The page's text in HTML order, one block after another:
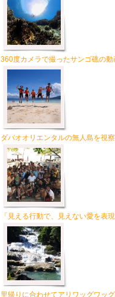
360度カメラで撮ったサンゴ礁の動
ダバオオリエンタルの無人島を視
「見える行動で、見えない愛を表現
里帰りに合わせてアリワッグワッグ